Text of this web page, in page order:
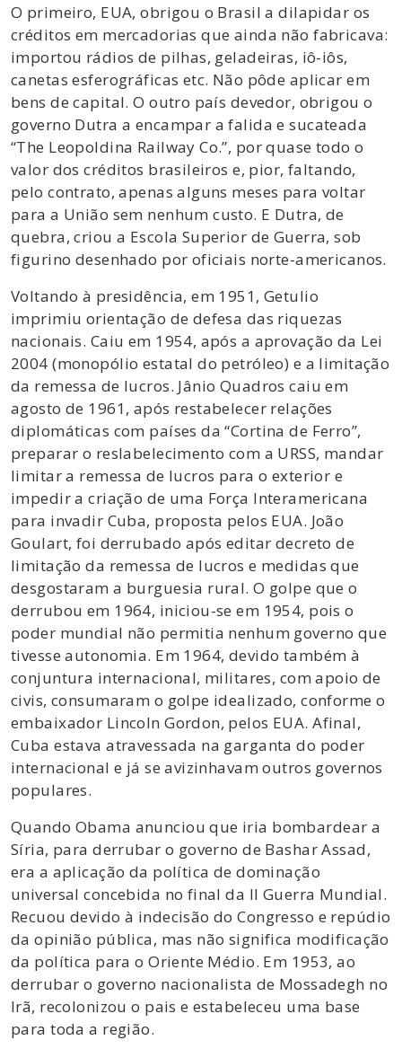
O primeiro, EUA, obrigou o Brasil a dilapidar os
créditos em mercadorias que ainda não fabricava:
importou rádios de pilhas, geladeiras, iô-iôs,
canetas esferográficas etc. Não pôde aplicar em
bens de capital. O outro país devedor, obrigou o
governo Dutra a encampar a falida e sucateada
“The Leopoldina Railway Co.”, por quase todo o
valor dos créditos brasileiros e, pior, faltando,
pelo contrato, apenas alguns meses para voltar
para a União sem nenhum custo. E Dutra, de
quebra, criou a Escola Superior de Guerra, sob
figurino desenhado por oficiais norte-americanos.
Voltando à presidência, em 1951, Getulio
imprimiu orientação de defesa das riquezas
nacionais. Caiu em 1954, após a aprovação da Lei
2004 (monopólio estatal do petróleo) e a limitação
da remessa de lucros. Jânio Quadros caiu em
agosto de 1961, após restabelecer relações
diplomáticas com países da “Cortina de Ferro”,
preparar o reslabelecimento com a URSS, mandar
limitar a remessa de lucros para o exterior e
impedir a criação de uma Força Interamericana
para invadir Cuba, proposta pelos EUA. João
Goulart, foi derrubado após editar decreto de
limitação da remessa de lucros e medidas que
desgostaram a burguesia rural. O golpe que o
derrubou em 1964, iniciou-se em 1954, pois o
poder mundial não permitia nenhum governo que
tivesse autonomia. Em 1964, devido também à
conjuntura internacional, militares, com apoio de
civis, consumaram o golpe idealizado, conforme o
embaixador Lincoln Gordon, pelos EUA. Afinal,
Cuba estava atravessada na garganta do poder
internacional e já se avizinhavam outros governos
populares.
Quando Obama anunciou que iria bombardear a
Síria, para derrubar o governo de Bashar Assad,
era a aplicação da política de dominação
universal concebida no final da II Guerra Mundial.
Recuou devido à indecisão do Congresso e repúdio
da opinião pública, mas não significa modificação
da política para o Oriente Médio. Em 1953, ao
derrubar o governo nacionalista de Mossadegh no
Irã, recolonizou o pais e estabeleceu uma base
para toda a região.